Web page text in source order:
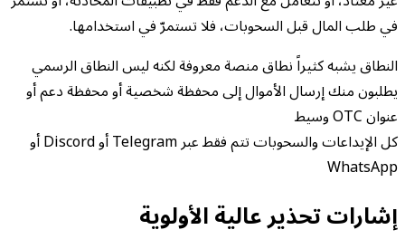
في طلب المال قبل السحوبات، فلا تستمرّ في استخدامها.
النطاق يشبه كثيراً نطاق منصة معروفة لكنه ليس النطاق الرسمي
يطلبون منك إرسال الأموال إلى محفظة شخصية أو محفظة دعم أو
عنوان OTC وسيط
كل الإيداعات والسحوبات تتم فقط عبر Telegram أو Discord أو
WhatsApp
إشارات تحذير عالية الأولوية